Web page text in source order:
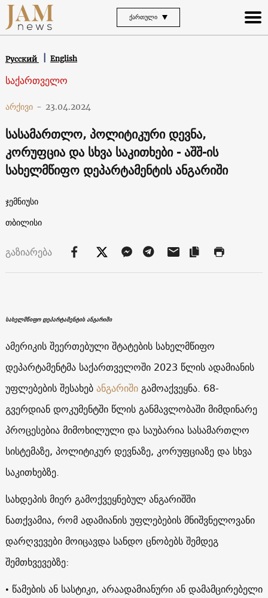
ᲥᲐᲠᲗᲣᲚᲘ
Русский English
საქართველო
არქივი - 23.04.2024
სასამართლო, პოლიტიკური დევნა,
კორუფცია და სხვა საკითხები - აშშ-ის
სახელმწიფო დეპარტამენტის ანგარიში
ჯემნიუსი
თბილისი
გაზიარება
სახელმწიფო დეპარტამენტის ანგარიში
ამერიკის შეერთებული შტატების სახელმწიფო
დეპარტამენტმა საქართველოში 2023 წლის ადამიანის
უფლებების შესახებანგარიშიგამოაქვეყნა. 68-
გვერდიან დოკუმენტში წლის განმავლობაში მიმდინარე
პროცესებია მიმოხილული და საუბარია სასამართლო
სისტემაზე, პოლიტიკურ დევნაზე, კორუფციაზე და სხვა
საკითხებზე.
სახდეპის მიერ გამოქვეყნებულ ანგარიშში
ნათქვამია, რომ ადამიანის უფლებების მნიშვნელოვანი
დარღვევები მოიცავდა სანდო ცნობებს შემდეგ
შემთხვევებზე:
• წამების ან სასტიკი, არაადამიანური ან დამამცირებელი